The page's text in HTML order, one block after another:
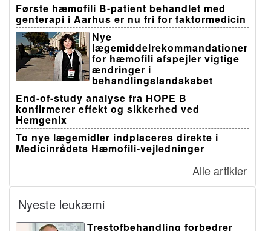
Første hæmofili B-patient behandlet med
genterapi i Aarhus er nu fri for faktormedicin
Nye
lægemiddelrekommandationer
for hæmofili afspejler vigtige
ændringer i
behandlingslandskabet
End-of-study analyse fra HOPE B
konfirmerer effekt og sikkerhed ved
Hemgenix
To nye lægemidler indplaceres direkte i
Medicinrådets Hæmofili-vejledninger
Alle artikler
Nyeste leukæmi
Trestofbehandling forbedrer